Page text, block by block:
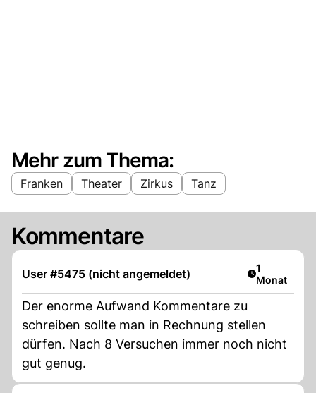
Mehr zum Thema:
Franken Theater Zirkus Tanz
Kommentare
User #5475 (nicht angemeldet) Artikel
1
Monat
Der enorme Aufwand Kommentare zu
schreiben sollte man in Rechnung stellen
dürfen. Nach 8 Versuchen immer noch nicht
gut genug.